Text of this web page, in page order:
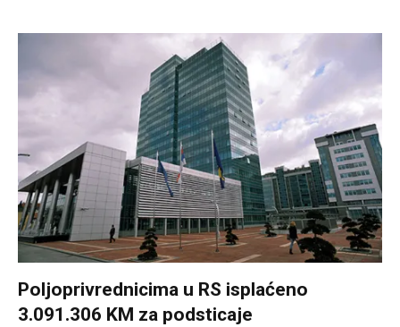
Poljoprivrednicima u RS isplaćeno
3.091.306 KM za podsticaje